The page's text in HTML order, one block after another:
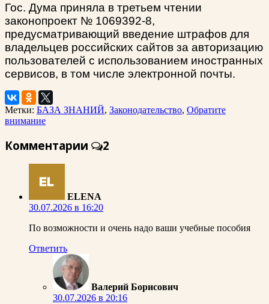
Гос. Дума приняла в третьем чтении
законопроект № 1069392-8,
предусматривающий введение штрафов для
владельцев российских сайтов за авторизацию
пользователей с использованием иностранных
сервисов, в том числе электронной почты.
Метки: БАЗА ЗНАНИЙ, Законодательство, Обратите
внимание
Комментарии 2
ELENA
30.07.2026 в 16:20
По возможности и очень надо ваши учебные пособия
Ответить
Валерий Борисович
30.07.2026 в 20:16